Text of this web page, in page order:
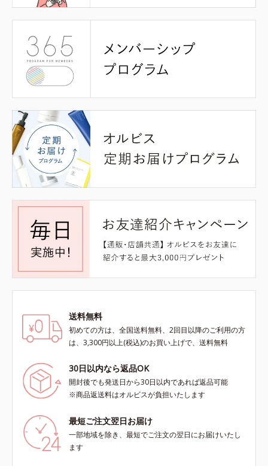
送料無料
初めての方は、全国送料無料、2回目以降のご利用の方
は、3,300円以上(税込)のお買い上げで、送料無料
30日以内なら返品OK
開封後でも発送日から30日以内であれば返品可能
※商品返送料はオルビスが負担いたします
最短ご注文翌日お届け
一部地域を除き、最短でご注文の翌日にお届けいたし
ます